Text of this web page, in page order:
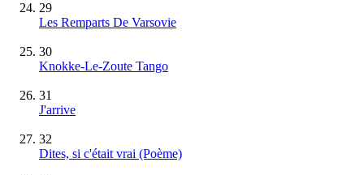
29
Les Remparts De Varsovie
30
Knokke-Le-Zoute Tango
31
J'arrive
32
Dites, si c'était vrai (Poème)